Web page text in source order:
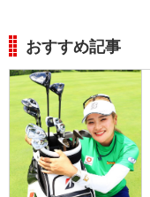
おすすめ記事